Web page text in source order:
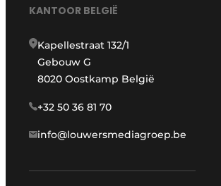
KANTOOR BELGIË
Kapellestraat 132/1
Gebouw G
8020 Oostkamp België
+32 50 36 81 70
info@louwersmediagroep.be